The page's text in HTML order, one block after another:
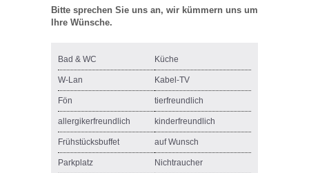
Bitte sprechen Sie uns an, wir kümmern uns um
Ihre Wünsche.
Bad & WC Küche
W-Lan Kabel-TV
Fön tierfreundlich
allergikerfreundlich kinderfreundlich
Frühstücksbuffet auf Wunsch
Parkplatz Nichtraucher